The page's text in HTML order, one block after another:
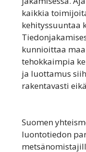
kaikkia
kehityssuuntaa
kunnioittaa
tehokkaimpia
ja luottamus
rakentavasti
Suomen
luontotiedon